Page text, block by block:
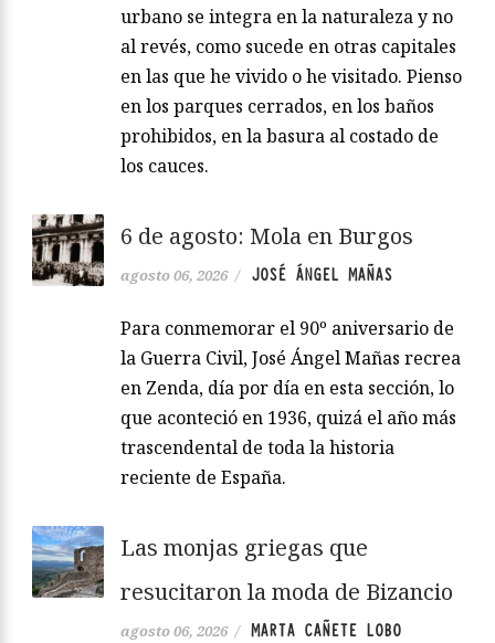
urbano se integra en la naturaleza y no
al revés, como sucede en otras capitales
en las que he vivido o he visitado. Pienso
en los parques cerrados, en los baños
prohibidos, en la basura al costado de
los cauces.
6 de agosto: Mola en Burgos
agosto 06, 2026 / JOSÉ ÁNGEL MAÑAS
Para conmemorar el 90º aniversario de
la Guerra Civil, José Ángel Mañas recrea
en Zenda, día por día en esta sección, lo
que aconteció en 1936, quizá el año más
trascendental de toda la historia
reciente de España.
Las monjas griegas que
resucitaron la moda de Bizancio
agosto 06, 2026 / MARTA CAÑETE LOBO